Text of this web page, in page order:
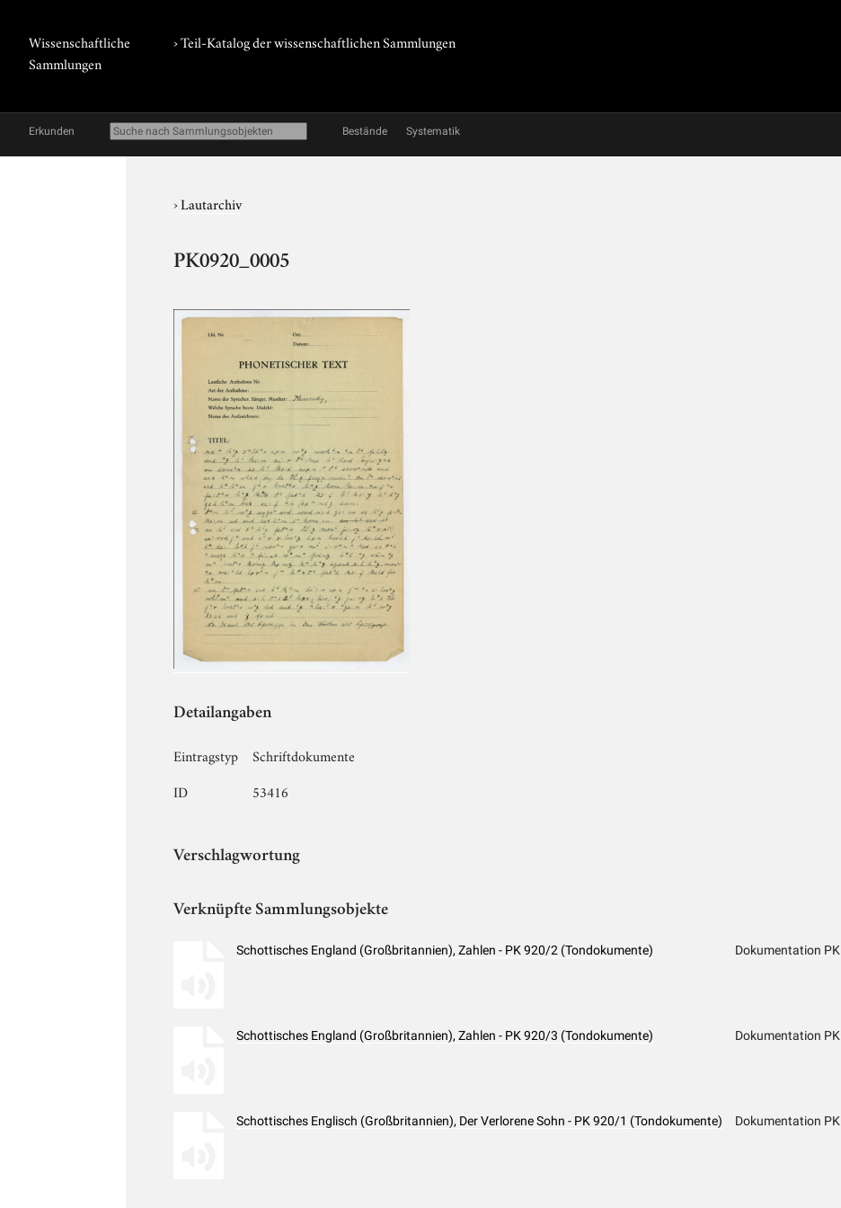
Wissenschaftliche
Sammlungen
› Teil-Katalog der wissenschaftlichen Sammlungen
Erkunden Bestände Systematik
›Lautarchiv
PK0920_0005
Detailangaben
Eintragstyp
Schriftdokumente
ID
53416
Verschlagwortung
Verknüpfte Sammlungsobjekte
Schottisches England (Großbritannien), Zahlen - PK 920/2 (Tondokumente) Dokumentation PK
Schottisches England (Großbritannien), Zahlen - PK 920/3 (Tondokumente) Dokumentation PK
Schottisches Englisch (Großbritannien), Der Verlorene Sohn - PK 920/1 (Tondokumente) Dokumentation PK